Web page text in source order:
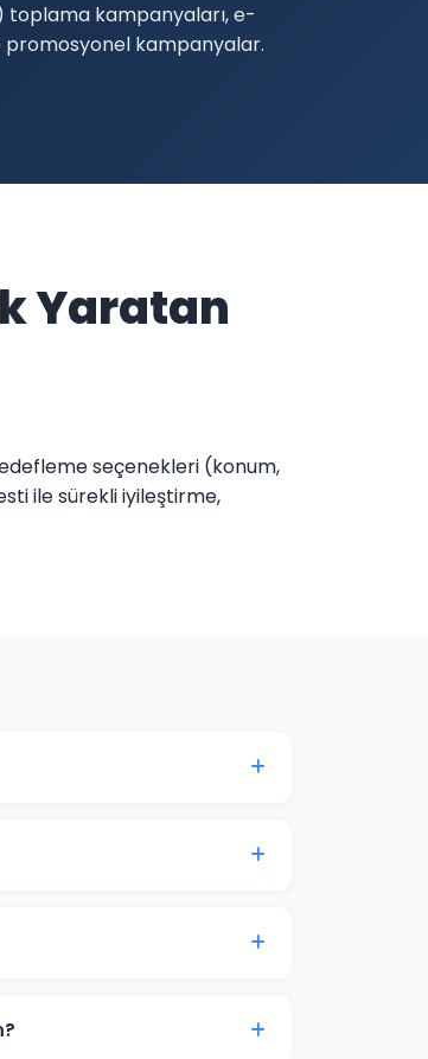
toplama kampanyaları, e-
promosyonel kampanyalar.
Yaratan
seçenekleri (konum,
ile sürekli iyileştirme,
itibaren optimizasyon
özel hazırlanır.
sona erdiğinde hesap